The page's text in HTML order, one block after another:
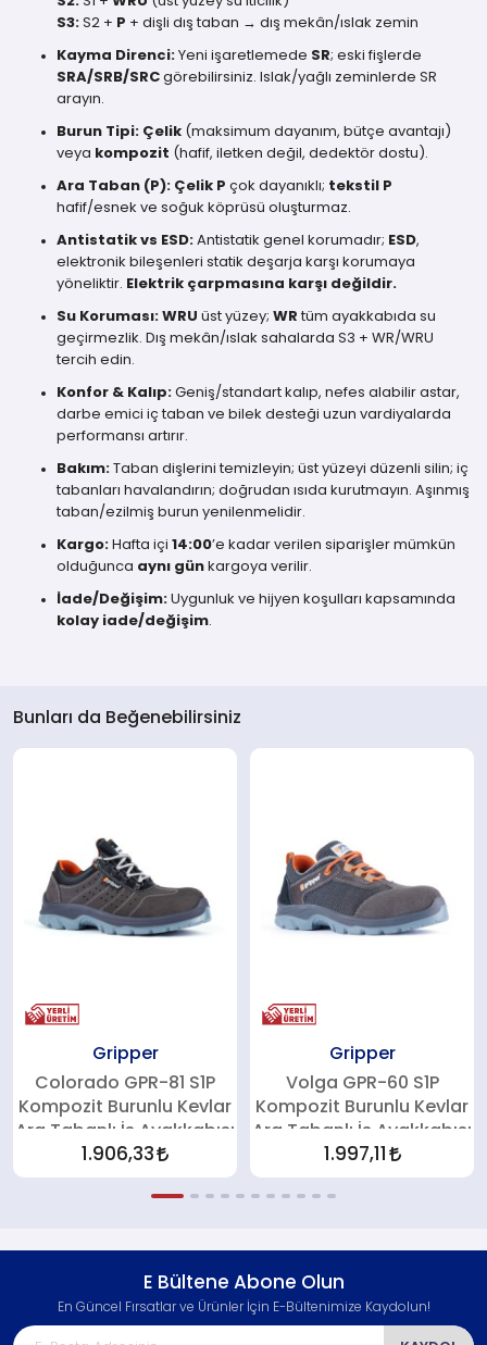
S3: S2 + P + dişli dış taban → dış mekân/ıslak zemin
Kayma Direnci: Yeni işaretlemede SR; eski fişlerde
SRA/SRB/SRC görebilirsiniz. Islak/yağlı zeminlerde SR
arayın.
Burun Tipi: Çelik (maksimum dayanım, bütçe avantajı)
veya kompozit (hafif, iletken değil, dedektör dostu).
Ara Taban (P): Çelik P çok dayanıklı; tekstil P
hafif/esnek ve soğuk köprüsü oluşturmaz.
Antistatik vs ESD: Antistatik genel korumadır; ESD,
elektronik bileşenleri statik deşarja karşı korumaya
yöneliktir. Elektrik çarpmasına karşı değildir.
Su Koruması: WRU üst yüzey; WR tüm ayakkabıda su
geçirmezlik. Dış mekân/ıslak sahalarda S3 + WR/WRU
tercih edin.
Konfor & Kalıp: Geniş/standart kalıp, nefes alabilir astar,
darbe emici iç taban ve bilek desteği uzun vardiyalarda
performansı artırır.
Bakım: Taban dişlerini temizleyin; üst yüzeyi düzenli silin; iç
tabanları havalandırın; doğrudan ısıda kurutmayın. Aşınmış
taban/ezilmiş burun yenilenmelidir.
Kargo: Hafta içi 14:00’e kadar verilen siparişler mümkün
olduğunca aynı gün kargoya verilir.
İade/Değişim: Uygunluk ve hijyen koşulları kapsamında
kolay iade/değişim
Bunları da Beğenebilirsiniz
Gripper
Colorado GPR-81 S1P
Kompozit Burunlu Kevlar
Ara Tabanlı İş Ayakkabısı
1.906,33
Gripper
Volga GPR-60 S1P
Kompozit Burunlu Kevlar
Ara Tabanlı İş Ayakkabısı
1.997,11
E Bültene Abone Olun
En Güncel Fırsatlar ve Ürünler İçin E-Bültenimize Kaydolun!